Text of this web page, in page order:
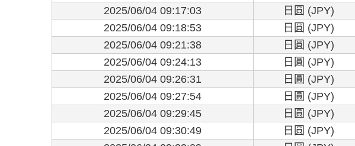
2025/06/04 09:17:03
日圓 (JPY)
2025/06/04 09:18:53
日圓 (JPY)
2025/06/04 09:21:38
日圓 (JPY)
2025/06/04 09:24:13
日圓 (JPY)
2025/06/04 09:26:31
日圓 (JPY)
2025/06/04 09:27:54
日圓 (JPY)
2025/06/04 09:29:45
日圓 (JPY)
2025/06/04 09:30:49
日圓 (JPY)